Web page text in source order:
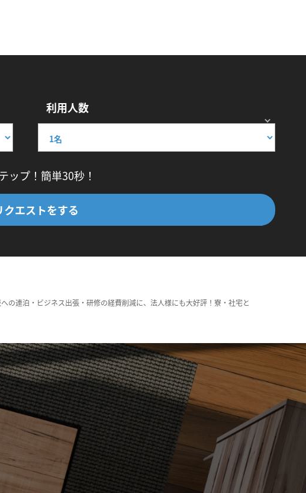
利用人数
ップ！簡単30秒！
クエストをする
の連泊・ビジネス出張・研修の経費削減に、法人様にも大好評！寮・社宅と